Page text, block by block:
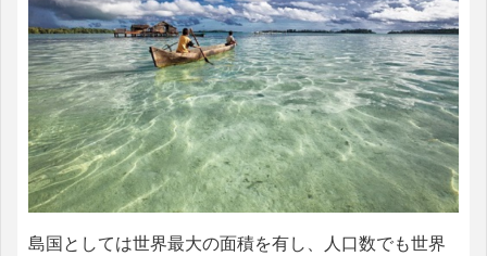
島国としては世界最大の面積を有し、人口数でも世界